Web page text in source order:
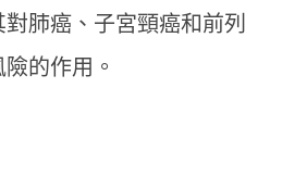
肺癌、子宮頸癌和前列
的作用。